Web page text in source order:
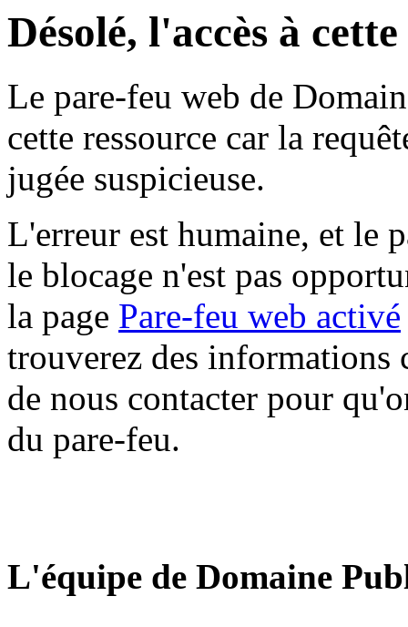
Désolé, l'accès à
Le pare-feu web de
cette ressource car la
jugée suspicieuse.
L'erreur est humaine, et le
le blocage n'est pas
la page Pare-feu web activé
trouverez des informations
de nous contacter pour
du pare-feu.
L'équipe de Domaine